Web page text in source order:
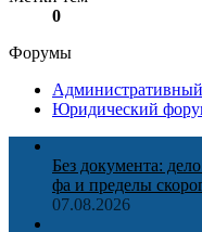
0
Форумы
Юридический
Без документа:
фа и пределы
07.08.2026